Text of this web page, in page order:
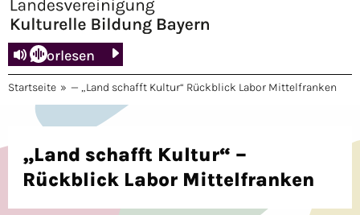
Vorlesen
Startseite » — „Land schafft Kultur“ Rückblick Labor Mittelfranken
„Land schafft Kultur“ –
Rückblick Labor Mittelfranken